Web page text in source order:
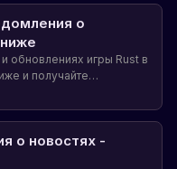
о
обновлениях игры Rust в
и получайте
о новостях -